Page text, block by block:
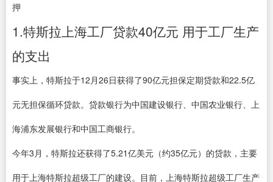
押
1.特斯拉上海工厂贷款40亿元 用于工厂生产
的支出
事实上，特斯拉于12月26日获得了90亿元担保定期贷款和22.5亿
元无担保循环贷款。贷款银行为中国建设银行、中国农业银行、上
海浦东发展银行和中国工商银行。
今年3月，特斯拉还获得了5.21亿美元（约35亿元）的贷款，主要
用于上海特斯拉超级工厂的建设。目前，上海特斯拉超级工厂生产